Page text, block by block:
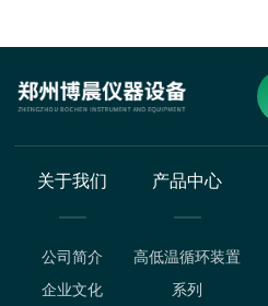
关于我们
公司简介
企业文化
产品中心
高低温循环装置
系列